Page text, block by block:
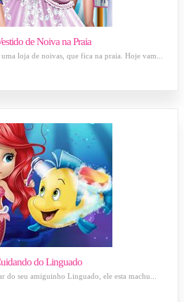
de Noiva na Praia
loja de noivas, que fica na praia. Hoje vam...
do Linguado
do seu amiguinho Linguado, ele esta machu...